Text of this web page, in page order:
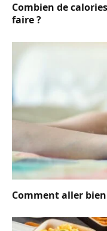
Combien de
faire ?
Comment aller